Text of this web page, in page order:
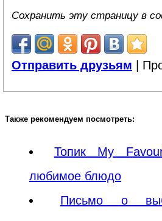
Сохранить эту страницу в
Отправить друзьям |
Также рекомендуем посмотреть:
Топик My
любимое блюдо
Письмо о